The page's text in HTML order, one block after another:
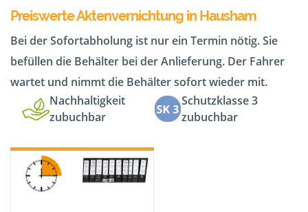
Preiswerte Aktenvernichtung in Hausham
Bei der Sofortabholung ist nur ein Termin nötig. Sie
befüllen die Behälter bei der Anlieferung. Der Fahrer
wartet und nimmt die Behälter sofort wieder mit.
Nachhaltigkeit
zubuchbar
Schutzklasse 3
zubuchbar